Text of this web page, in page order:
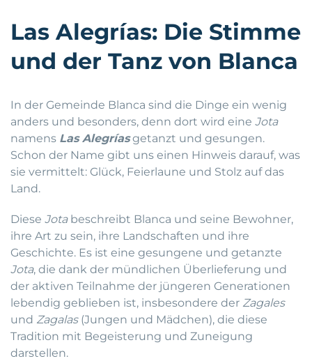
Las Alegrías: Die Stimme
und der Tanz von Blanca
In der Gemeinde Blanca sind die Dinge ein wenig
anders und besonders, denn dort wird eine Jota
namens Las Alegríasgetanzt und gesungen.
Schon der Name gibt uns einen Hinweis darauf, was
sie vermittelt: Glück, Feierlaune und Stolz auf das
Land.
Diese Jotabeschreibt Blanca und seine Bewohner,
ihre Art zu sein, ihre Landschaften und ihre
Geschichte. Es ist eine gesungene und getanzte
Jota, die dank der mündlichen Überlieferung und
der aktiven Teilnahme der jüngeren Generationen
lebendig geblieben ist, insbesondere der Zagales
und Zagalas(Jungen und Mädchen), die diese
Tradition mit Begeisterung und Zuneigung
darstellen.